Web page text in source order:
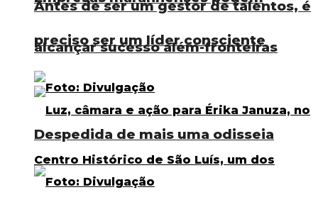
Antes de ser um gestor de talentos, é
preciso ser um líder consciente
Despedida de mais uma odisseia
alcançar sucesso além-fronteiras